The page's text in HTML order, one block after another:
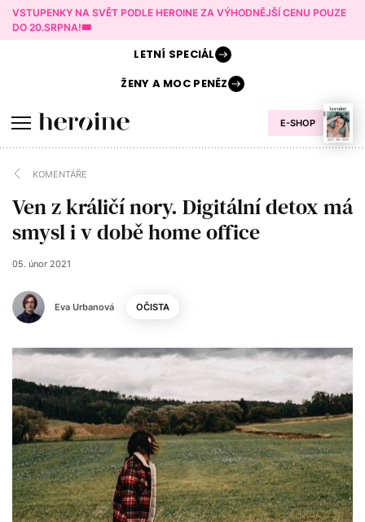
VSTUPENKY NA SVĚT PODLE HEROINE ZA VÝHODNĚJŠÍ CENU POUZE
DO 20.SRPNA!🎟️
E-SHOP
LETNÍ SPECIÁL
ŽENY AMOC PENĚZ
KOMENTÁŘE
Ven z králičí nory. Digitální detox má
smysl i v době home office
Eva Urbanová
05. únor 2021
OČISTA